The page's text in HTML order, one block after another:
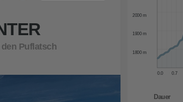
Puflatsch
0.0 0.7
1800 m
1900 m
2000 m
Dauer